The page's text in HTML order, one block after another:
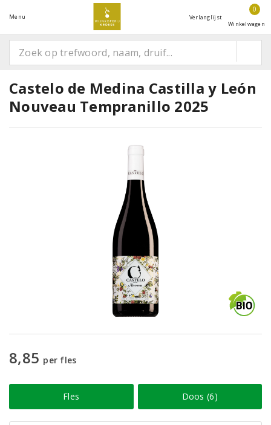
Menu Verlanglijst
0
Winkelwagen
Castelo de Medina Castilla y León
Nouveau Tempranillo 2025
8,85 per fles
Fles Doos (6)